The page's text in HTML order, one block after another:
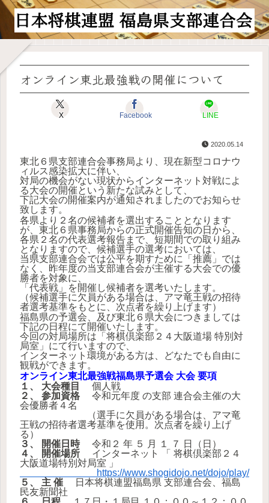
オンライン東北最強戦の開催について
X Facebook LINE
2020.05.14
東北６県支部連合会事務局より、現在新型コロナウ
ィルス感染拡大に伴い、
対局の機会がない現状からインターネット対戦によ
る大会の開催という新たな試みとして、
下記大会の開催案内が通知されましたのでお知らせ
致します。
各県より２名の候補者を選出することとなります
が、東北６県事務局からの正式開催告知の日から、
各県２名の代表選考報告まで、短期間での取り組み
となりますので、候補選手の選考においては、
当県支部連合会では公平を期すために「推薦」では
なく、昨年度の当支部連合会が主催する大会での優
勝者を対象に、
「代表戦」を開催し候補者を選考いたします。
（候補選手に欠員がある場合は、アマ竜王戦の招待
者選考基準をもとに、次点者を繰り上げます）
福島県の予選会、及び東北６県大会につきましては
下記の日程にて開催いたします。
今回の対局場所は「将棋倶楽部２４大阪道場 特別対
局室」にて行いますので、
インターネット環境がある方は、どなたでも自由に
観戦ができます。
オンライン東北最強戦福島県予選会 大会 要項
１、 大会種目
個人戦
２、 参加資格 令和元年度 の支部 連合会主催の大
会優勝者４名
（選手に欠員がある場合は、アマ竜
王戦の招待者選考基準を使用。次点者を繰り上げ
る）
３、 開催日時令和２ 年 ５ 月 １ ７ 日（日）
４、 開催場所 インターネット 「 将棋倶楽部２４
大阪道場特別対局室 」
https://www.shogidojo.net/dojo/play/
５、 主 催
日本将棋連盟福島県 支部連合会、福島
民友新聞社